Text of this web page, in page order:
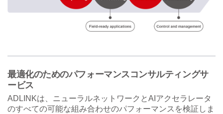
最適化のためのパフォーマンスコンサルティングサ
ービス
ADLINKは、ニューラルネットワークとAIアクセラレータ
のすべての可能な組み合わせのパフォーマンスを検証しま